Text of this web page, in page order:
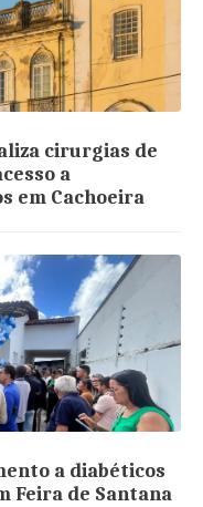
cirurgias de
a
em Cachoeira
a diabéticos
Feira de Santana